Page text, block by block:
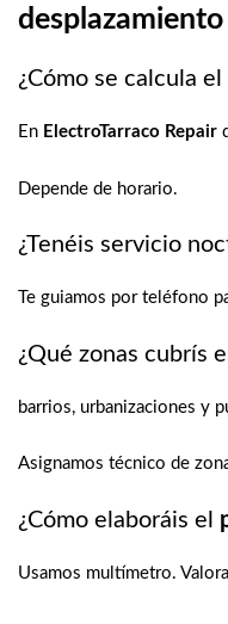
desplazamiento
¿Cómo se calcula el
En ElectroTarraco Repair
Depende de horario.
¿Tenéis servicio
Te guiamos por teléfono
¿Qué zonas cubrís
barrios, urbanizaciones y
Asignamos técnico de
¿Cómo elaboráis el
Usamos multímetro.